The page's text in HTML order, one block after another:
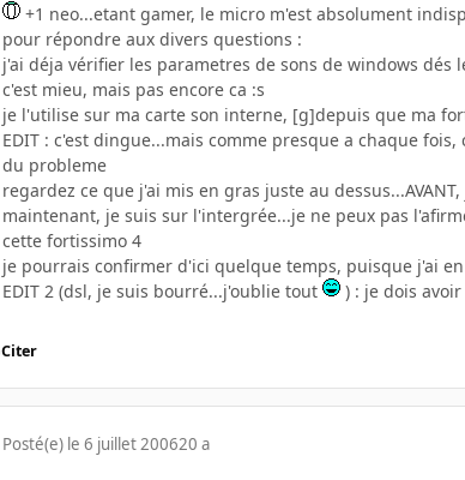
+1 neo...etant gamer, le micro m'est absolument
pour répondre aux divers questions :
j'ai déja vérifier les parametres de sons de windows
c'est mieu, mais pas encore ca :s
je l'utilise sur ma carte son interne, [g]depuis que ma
EDIT : c'est dingue...mais comme presque a chaque
du probleme
regardez ce que j'ai mis en gras juste au
maintenant, je suis sur l'intergrée...je ne peux pas
cette fortissimo 4
je pourrais confirmer d'ici quelque temps, puisque j'ai
EDIT 2 (dsl, je suis bourré...j'oublie tout
) : je dois
Citer
Posté(e) le 6 juillet 200620 a